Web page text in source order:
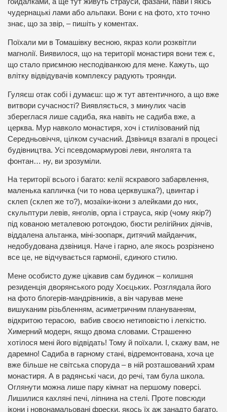
гойдалками, а ще тут живуть страуси, фазани, пави і якісь
чудернацькі лами або альпаки. Вони є на фото, хто точно
знає, що за звір, – пишіть у коментах.
Поїхали ми в Томашівку весною, якраз коли розквітли
магнолії. Виявилося, що на території монастиря вони теж є,
що стало приємною несподіванкою для мене. Кажуть, що
влітку відвідувачів комплексу радують троянди.
Гуляєш отак собі і думаєш: що ж тут автентичного, а що вже
витвори сучасності? Виявляється, з минулих часів
збереглася лише садиба, яка навіть не садиба вже, а
церква. Мур навколо монастиря, хоч і стилізований під
Середньовіччя, цілком сучасний. Дзвіниця взагалі в процесі
будівництва. Усі псевдомармурові леви, янголята та
фонтан… ну, ви зрозуміли.
На території всього і багато: келії яскравого забарвлення,
маленька капличка (чи то нова церквушка?), цвинтар і
склеп (склеп же то?), мозаїки-ікони з алейками до них,
скульптури левів, янголів, орла і страуса, якір (чому якір?)
під кованою металевою ротондою, бюсти релігійних діячів,
віддалена альтанка, міні-зоопарк, дитячий майданчик,
недобудована дзвіниця. Наче і гарно, але якось розрізнено
все це, не відчувається гармонії, єдиного стилю.
Мене особисто дуже цікавив сам будинок – колишня
резиденція дворянського роду Хоєцьких. Розглядала його
на фото блогерів-мандрівників, а він чарував мене
вишуканим різьбленням, асиметричним плануванням,
відкритою терасою, вабив своєю нетиповістю і легкістю.
Химерний модерн, якщо двома словами. Страшенно
хотілося мені його відвідать! Тому й поїхали. І, скажу вам, не
даремно! Садиба в гарному стані, відремонтована, хоча це
вже більше не світська споруда – в ній розташований храм
монастиря. А в радянські часи, до речі, там була школа.
Оглянути можна лише пару кімнат на першому поверсі.
Лишилися кахляні печі, ліпнина на стелі. Проте повсюди
ікони і новонамальовані фрески, якось їх аж занадто багато,